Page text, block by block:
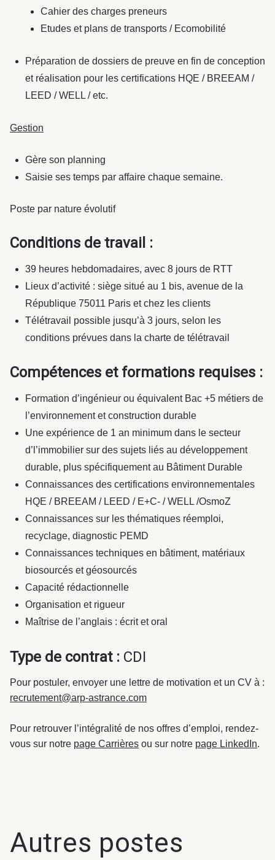
Cahier des charges preneurs
Etudes et plans de transports / Ecomobilité
Préparation de dossiers de preuve en fin de conception
et réalisation pour les certifications HQE / BREEAM /
LEED / WELL / etc.
Gestion
Gère son planning
Saisie ses temps par affaire chaque semaine.
Poste par nature évolutif
Conditions de travail :
39 heures hebdomadaires, avec 8 jours de RTT
Lieux d’activité : siège situé au 1 bis, avenue de la
République 75011 Paris et chez les clients
Télétravail possible jusqu’à 3 jours, selon les
conditions prévues dans la charte de télétravail
Compétences et formations requises :
Formation d’ingénieur ou équivalent Bac +5 métiers de
l’environnement et construction durable
Une expérience de 1 an minimum dans le secteur
d’l’immobilier sur des sujets liés au développement
durable, plus spécifiquement au Bâtiment Durable
Connaissances des certifications environnementales
HQE / BREEAM / LEED / E+C- / WELL /OsmoZ
Connaissances sur les thématiques réemploi,
recyclage, diagnostic PEMD
Connaissances techniques en bâtiment, matériaux
biosourcés et géosourcés
Capacité rédactionnelle
Organisation et rigueur
Maîtrise de l’anglais : écrit et oral
Type de contrat : CDI
Pour postuler, envoyer une lettre de motivation et un CV à :
recrutement@arp-astrance.com
Pour retrouver l’intégralité de nos offres d’emploi, rendez-
vous sur notre page Carrières ou sur notre page LinkedIn.
Autres postes